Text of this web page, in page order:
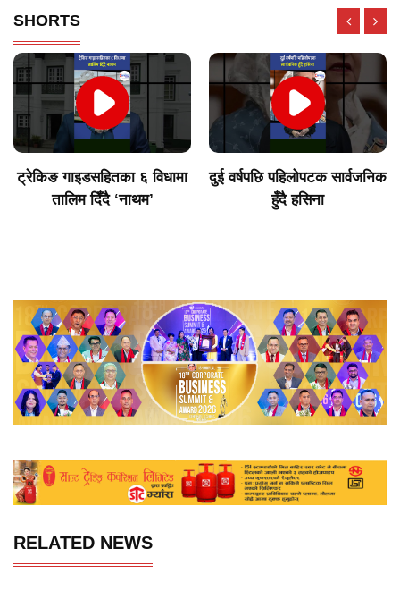
SHORTS
ट्रेकिङ गाइडसहितका ६ विधामा
तालिम दिँदै ‘नाथम’
दुई वर्षपछि पहिलोपटक सार्वजनिक
हुँदै हसिना
RELATED NEWS